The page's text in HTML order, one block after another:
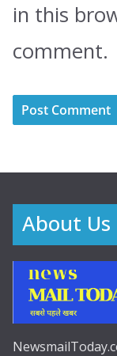
in this
comment.
About Us